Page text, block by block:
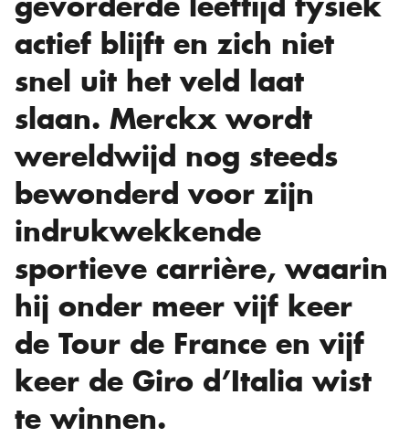
actief blijft en zich niet
snel uit het veld laat
slaan. Merckx wordt
wereldwijd nog steeds
bewonderd voor zijn
indrukwekkende
sportieve carrière, waarin
hij onder meer vijf keer
de Tour de France en vijf
keer de Giro d’Italia wist
te winnen.